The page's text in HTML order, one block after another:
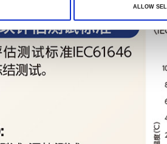
ALLOW